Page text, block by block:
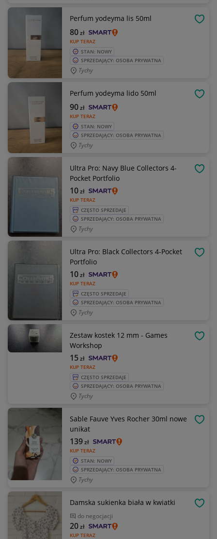
Perfum yodeyma lis 50ml
KUP TERAZ
80zł
STAN: NOWY
SPRZEDAJĄCY: OSOBA PRYWATNA
Tychy
Perfum yodeyma lido 50ml
KUP TERAZ
90zł
STAN: NOWY
SPRZEDAJĄCY: OSOBA PRYWATNA
Tychy
Ultra Pro: Navy Blue Collectors 4-
Pocket Portfolio
KUP TERAZ
10zł
CZĘSTO SPRZEDAJE
SPRZEDAJĄCY: OSOBA PRYWATNA
Tychy
Ultra Pro: Black Collectors 4-Pocket
Portfolio
KUP TERAZ
10zł
CZĘSTO SPRZEDAJE
SPRZEDAJĄCY: OSOBA PRYWATNA
Tychy
Zestaw kostek 12 mm - Games
Workshop
KUP TERAZ
15zł
CZĘSTO SPRZEDAJE
SPRZEDAJĄCY: OSOBA PRYWATNA
Tychy
Sable Fauve Yves Rocher 30ml nowe
unikat
KUP TERAZ
139zł
STAN: NOWY
SPRZEDAJĄCY: OSOBA PRYWATNA
Tychy
Damska sukienka biała w kwiatki
do negocjacji
KUP TERAZ
20zł